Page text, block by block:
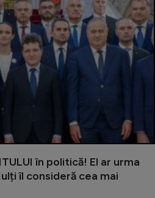
în politică! El ar urma
îl consideră cea mai